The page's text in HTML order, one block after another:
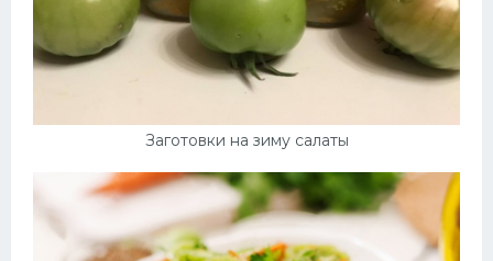
Заготовки на зиму салаты